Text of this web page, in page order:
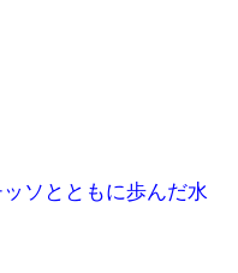
ソとともに歩んだ水